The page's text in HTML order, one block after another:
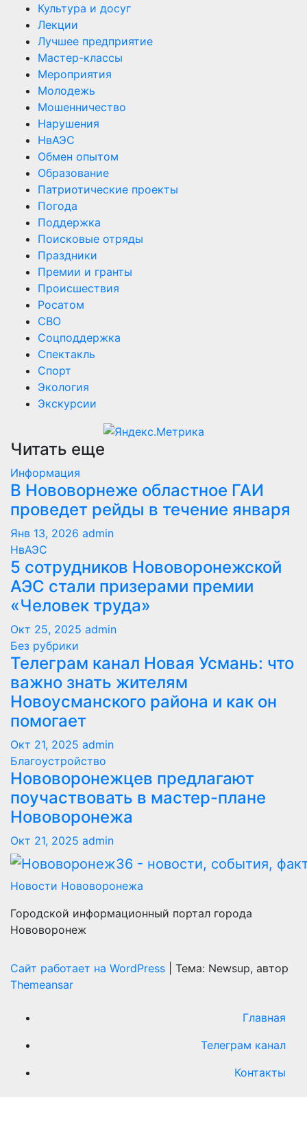
Культура и досуг
Лекции
Лучшее предприятие
Мастер-классы
Мероприятия
Молодежь
Мошенничество
Нарушения
НвАЭС
Обмен опытом
Образование
Патриотические проекты
Погода
Поддержка
Поисковые отряды
Праздники
Премии и гранты
Происшествия
Росатом
СВО
Соцподдержка
Спектакль
Спорт
Экология
Экскурсии
Читать еще
Информация
В Нововорнеже областное ГАИ
проведет рейды в течение января
Янв 13, 2026 admin
НвАЭС
5 сотрудников Нововоронежской
АЭС стали призерами премии
«Человек труда»
Окт 25, 2025 admin
Без рубрики
Телеграм канал Новая Усмань: что
важно знать жителям
Новоусманского района и как он
помогает
Окт 21, 2025 admin
Благоустройство
Нововоронежцев предлагают
поучаствовать в мастер-плане
Нововоронежа
Окт 21, 2025 admin
Новости Нововоронежа
Городской информационный портал города
Нововоронеж
Сайт работает на WordPress
Тема: Newsup, автор
Themeansar
Главная
Телеграм канал
Контакты